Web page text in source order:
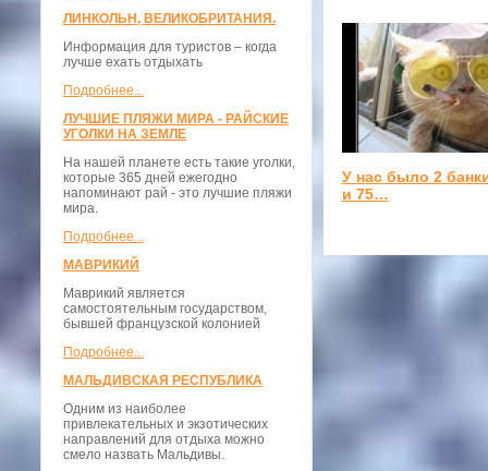
ЛИНКОЛЬН, ВЕЛИКОБРИТАНИЯ.
Информация для туристов – когда
лучше ехать отдыхать
Подробнее...
ЛУЧШИЕ ПЛЯЖИ МИРА - РАЙСКИЕ
УГОЛКИ НА ЗЕМЛЕ
На нашей планете есть такие уголки,
которые 365 дней ежегодно
напоминают рай - это лучшие пляжи
мира.
Подробнее...
МАВРИКИЙ
Маврикий является
самостоятельным государством,
бывшей французской колонией
Подробнее...
МАЛЬДИВСКАЯ РЕСПУБЛИКА
Одним из наиболее
привлекательных и экзотических
направлений для отдыха можно
смело назвать Мальдивы.
У нас было 2
и 75…